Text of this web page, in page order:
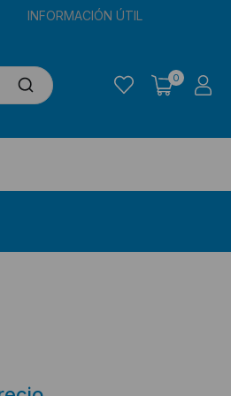
INFORMACIÓN ÚTIL
0